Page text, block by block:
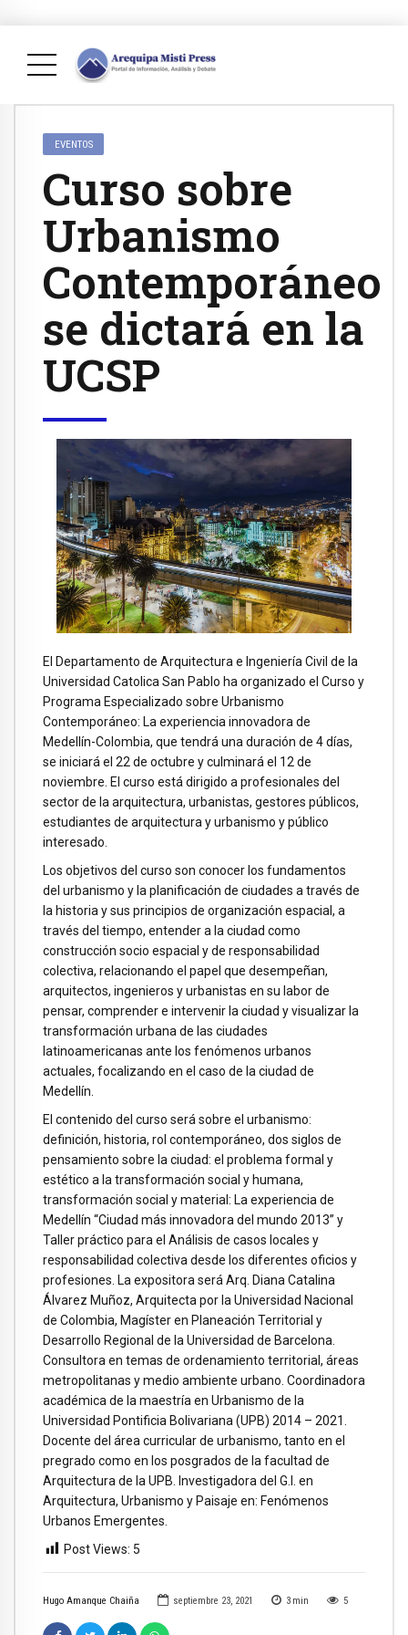
Hugo Amanque Chaiña septiembre 23, 2021 3 min 5
EVENTOS
Curso sobre
Urbanismo
Contemporáneo
se dictará en la
UCSP
El Departamento de Arquitectura e Ingeniería Civil de la
Universidad Catolica San Pablo ha organizado el Curso y
Programa Especializado sobre Urbanismo
Contemporáneo: La experiencia innovadora de
Medellín-Colombia, que tendrá una duración de 4 días,
se iniciará el 22 de octubre y culminará el 12 de
noviembre. El curso está dirigido a profesionales del
sector de la arquitectura, urbanistas, gestores públicos,
estudiantes de arquitectura y urbanismo y público
interesado.
Los objetivos del curso son conocer los fundamentos
del urbanismo y la planificación de ciudades a través de
la historia y sus principios de organización espacial, a
través del tiempo, entender a la ciudad como
construcción socio espacial y de responsabilidad
colectiva, relacionando el papel que desempeñan,
arquitectos, ingenieros y urbanistas en su labor de
pensar, comprender e intervenir la ciudad y visualizar la
transformación urbana de las ciudades
latinoamericanas ante los fenómenos urbanos
actuales, focalizando en el caso de la ciudad de
Medellín.
El contenido del curso será sobre el urbanismo:
definición, historia, rol contemporáneo, dos siglos de
pensamiento sobre la ciudad: el problema formal y
estético a la transformación social y humana,
transformación social y material: La experiencia de
Medellín “Ciudad más innovadora del mundo 2013” y
Taller práctico para el Análisis de casos locales y
responsabilidad colectiva desde los diferentes oficios y
profesiones. La expositora será Arq. Diana Catalina
Álvarez Muñoz, Arquitecta por la Universidad Nacional
de Colombia, Magíster en Planeación Territorial y
Desarrollo Regional de la Universidad de Barcelona.
Consultora en temas de ordenamiento territorial, áreas
metropolitanas y medio ambiente urbano. Coordinadora
académica de la maestría en Urbanismo de la
Universidad Pontificia Bolivariana (UPB) 2014 – 2021.
Docente del área curricular de urbanismo, tanto en el
pregrado como en los posgrados de la facultad de
Arquitectura de la UPB. Investigadora del G.I. en
Arquitectura, Urbanismo y Paisaje en: Fenómenos
Urbanos Emergentes.
Post Views: 5